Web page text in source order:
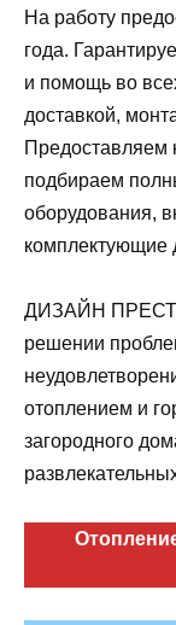
На работу
года.
и помощь во
доставкой,
Предоставляем
подбираем
оборудования,
комплектующие
ДИЗАЙН
решении
отоплением и
загородного